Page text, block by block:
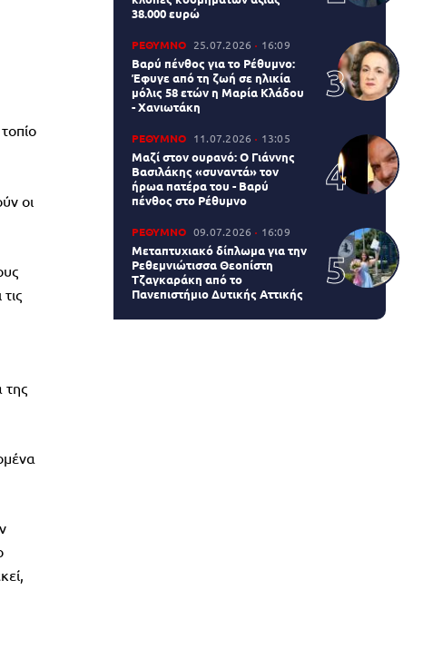
οι
της
38.000 ευρώ
ΡΕΘΥΜΝΟ 25.07.2026 16:09
Βαρύ πένθος για το Ρέθυμνο:
Έφυγε από τη ζωή σε ηλικία
μόλις 58 ετών η Μαρία Κλάδου
- Χανιωτάκη
ΡΕΘΥΜΝΟ 11.07.2026 13:05
Μαζί στον ουρανό: Ο Γιάννης
Βασιλάκης «συναντά» τον
ήρωα πατέρα του - Βαρύ
πένθος στο Ρέθυμνο
ΡΕΘΥΜΝΟ 09.07.2026 16:09
Μεταπτυχιακό δίπλωμα για την
Ρεθεμνιώτισσα Θεοπίστη
Τζαγκαράκη από το
Πανεπιστήμιο Δυτικής Αττικής